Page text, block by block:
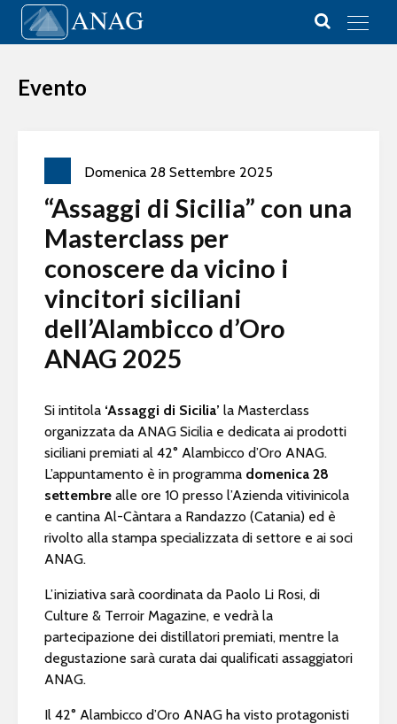
Vai al contenuto
Main Navigation
Evento
Domenica 28 Settembre 2025
“Assaggi di Sicilia” con una
Masterclass per
conoscere da vicino i
vincitori siciliani
dell’Alambicco d’Oro
ANAG 2025
Si intitola ‘Assaggi di Sicilia’ la Masterclass
organizzata da ANAG Sicilia e dedicata ai prodotti
siciliani premiati al 42° Alambicco d’Oro ANAG.
L’appuntamento è in programma domenica 28
settembre alle ore 10 presso l’Azienda vitivinicola
e cantina Al-Càntara a Randazzo (Catania) ed è
rivolto alla stampa specializzata di settore e ai soci
ANAG.
L’iniziativa sarà coordinata da Paolo Li Rosi, di
Culture & Terroir Magazine, e vedrà la
partecipazione dei distillatori premiati, mentre la
degustazione sarà curata dai qualificati assaggiatori
ANAG.
Il 42° Alambicco d’Oro ANAG ha visto protagonisti